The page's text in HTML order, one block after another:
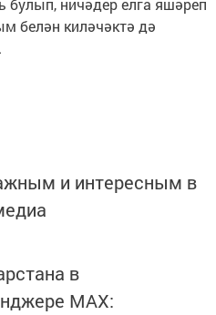
булып, ничәдер елга яшәреп
белән киләчәктә дә
и интересным в
в
MАХ: